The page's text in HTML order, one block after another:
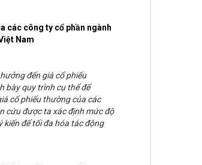
các công ty cổ phần ngành
Nam
đến giá cổ phiếu
bày quy trình cụ thể để
cổ phiếu thường của các
cứu được ta xác định mức độ
kiến để tối đa hóa tác động